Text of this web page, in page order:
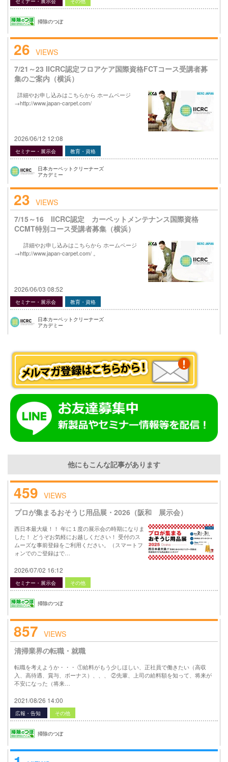
掃除のつぼ
26 VIEWS
7/21～23 IICRC認定フロアケア国際資格FCTコース受講者募
集のご案内（横浜）
詳細やお申し込みはこちらから ホームページ
→http://www.japan-carpet.com/
2026/06/12 12:08
セミナー・展示会 教育・資格
日本カーペットクリーナーズ
アカデミー
23 VIEWS
7/15～16 IICRC認定 カーペットメンテナンス国際資格
CCMT特別コース受講者募集（横浜）
詳細やお申し込みはこちらから ホームページ
→http://www.japan-carpet.com/ 。
2026/06/03 08:52
セミナー・展示会 教育・資格
日本カーペットクリーナーズ
アカデミー
他にもこんな記事があります
459 VIEWS
プロが集まるおそうじ用品展・2026（阪和 展示会）
西日本最大級！！ 年に１度の展示会の時期になりま
した！ どうぞお気軽にお越しください！ 受付のス
ムーズな事前登録をご利用ください。（スマートフ
ォンでのご登録はで…
2026/07/02 16:12
セミナー・展示会 その他
掃除のつぼ
857 VIEWS
清掃業界の転職・就職
転職を考えようか・・・ ①給料がもう少しほしい、正社員で働きたい（高収
入、高待遇、賞与、ボーナス）、、、 ②先輩、上司の給料額を知って、将来が
不安になった（将来…
2021/08/26 14:00
広報・告知 その他
掃除のつぼ